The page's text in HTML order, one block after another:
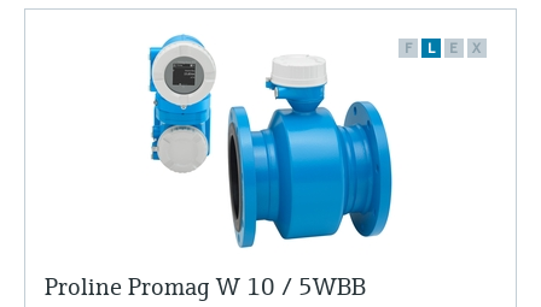
F L E X
Proline Promag W 10 / 5WBB